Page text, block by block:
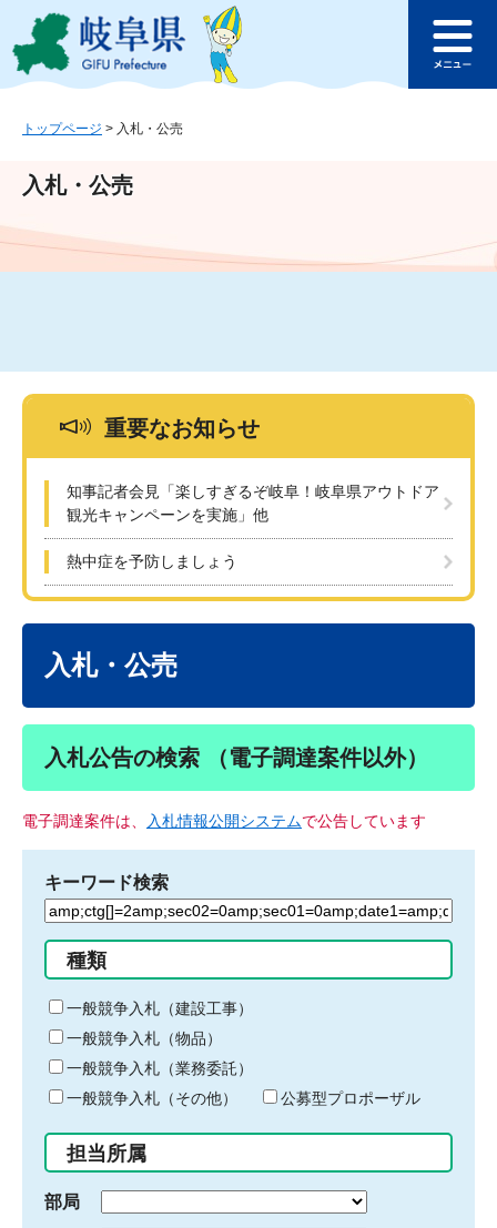
ジ
ュ
文
このページの本文へ
ュ
トップページ > 入札・公売
入札・公売
重要なお知らせ
知事記者会見「楽しすぎるぞ岐阜！岐阜県アウトドア
観光キャンペーンを実施」他
熱中症を予防しましょう
入札・公売
入札公告の検索 （電子調達案件以外）
電子調達案件は、 入札情報公開システムで公告しています
キーワード検索
検
る
キ
ー
ワ
ー
ド
入
力
種類
一般競争入札（建設工事）
一般競争入札（物品）
一般競争入札（業務委託）
一般競争入札（その他）
公募型プロポーザル
担当所属
部局